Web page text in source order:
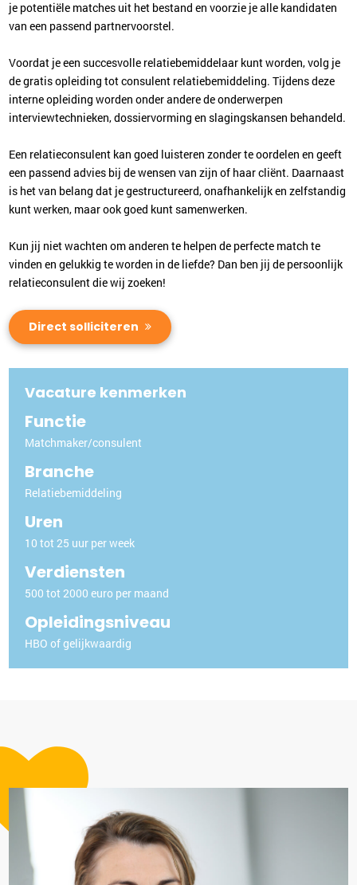
je potentiële matches uit het bestand en voorzie je alle kandidaten
van een passend partnervoorstel.
Voordat je een succesvolle relatiebemiddelaar kunt worden, volg je
de gratis opleiding tot consulent relatiebemiddeling. Tijdens deze
interne opleiding worden onder andere de onderwerpen
interviewtechnieken, dossiervorming en slagingskansen behandeld.
Een relatieconsulent kan goed luisteren zonder te oordelen en geeft
een passend advies bij de wensen van zijn of haar cliënt. Daarnaast
is het van belang dat je gestructureerd, onafhankelijk en zelfstandig
kunt werken, maar ook goed kunt samenwerken.
Kun jij niet wachten om anderen te helpen de perfecte match te
vinden en gelukkig te worden in de liefde? Dan ben jij de persoonlijk
relatieconsulent die wij zoeken!
Direct solliciteren
Vacature kenmerken
Functie
Matchmaker/consulent
Branche
Relatiebemiddeling
Uren
10 tot 25 uur per week
Verdiensten
500 tot 2000 euro per maand
Opleidingsniveau
HBO of gelijkwaardig